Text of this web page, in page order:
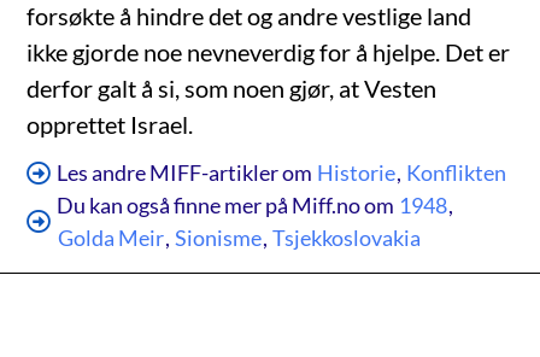
forsøkte å hindre det og andre vestlige land
ikke gjorde noe nevneverdig for å hjelpe. Det er
derfor galt å si, som noen gjør, at Vesten
opprettet Israel.
Les andre MIFF-artikler om Historie, Konflikten
Du kan også finne mer på Miff.no om 1948,
Golda Meir, Sionisme, Tsjekkoslovakia